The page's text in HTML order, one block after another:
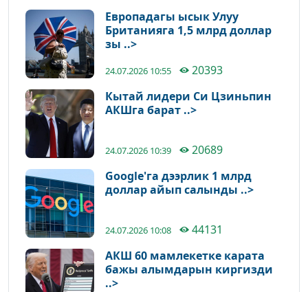
Европадагы ысык Улуу
Британияга 1,5 млрд доллар
зы ..>
24.07.2026 10:55
20393
Кытай лидери Си Цзиньпин
АКШга барат ..>
24.07.2026 10:39
20689
Google'га дээрлик 1 млрд
доллар айып салынды ..>
24.07.2026 10:08
44131
АКШ 60 мамлекетке карата
бажы алымдарын киргизди
..>